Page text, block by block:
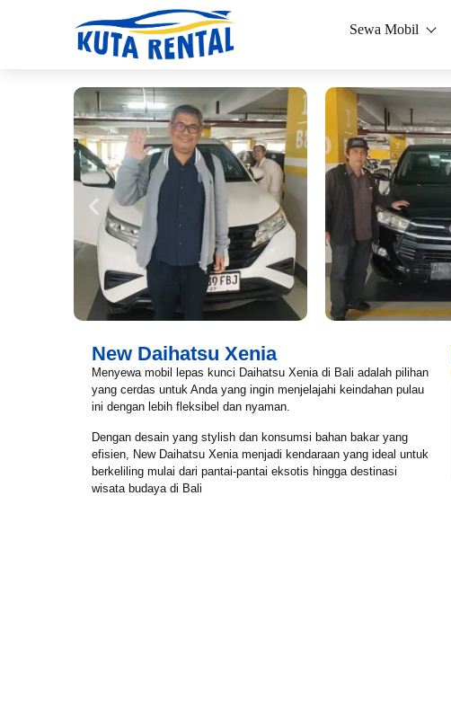
Sewa Mobil
New Daihatsu Xenia
Menyewa mobil lepas kunci Daihatsu Xenia di Bali adalah pilihan
yang cerdas untuk Anda yang ingin menjelajahi keindahan pulau
ini dengan lebih fleksibel dan nyaman.
Dengan desain yang stylish dan konsumsi bahan bakar yang
efisien, New Daihatsu Xenia menjadi kendaraan yang ideal untuk
berkeliling mulai dari pantai-pantai eksotis hingga destinasi
wisata budaya di Bali